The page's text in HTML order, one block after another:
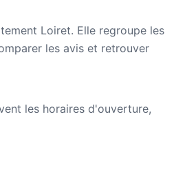
Loiret. Elle regroupe les
les avis et retrouver
les horaires d'ouverture,